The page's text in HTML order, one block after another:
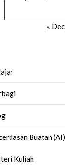
« Dec
Buatan (AI)
Kuliah